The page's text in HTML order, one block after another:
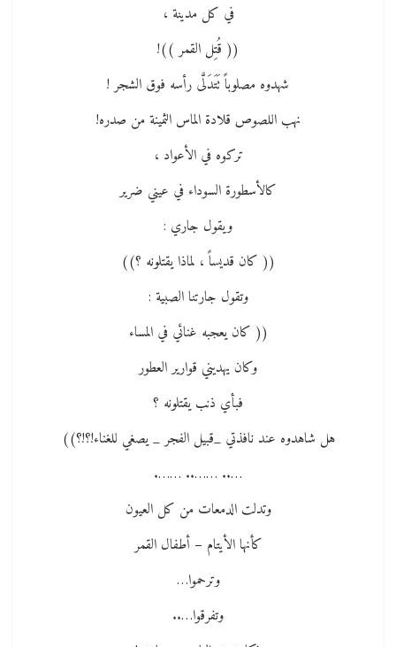
في كل مدينة ،
(( قُتِل القمر ))!
شهدوه مصلوباً تَتَدَلَّى رأسه فوق الشجر !
نهب اللصوص قلادة الماس الثمينة من صدره!
تركوه في الأعواد ،
كالأسطورة السوداء في عيني ضرير
ويقول جاري :
(( كان قديساً ، لماذا يقتلونه ؟))
وتقول جارتنا الصبية :
(( كان يعجبه غنائي في المساء
وكان يهديني قوارير العطور
فبأي ذنب يقتلونه ؟
هل شاهدوه عند نافذتي _قبيل الفجر _ يصغي للغناء!؟!؟))
….. …….. …….
وتدلت الدمعات من كل العيون
كأنها الأيتام – أطفال القمر
وترحموا…
وتفرقوا…..